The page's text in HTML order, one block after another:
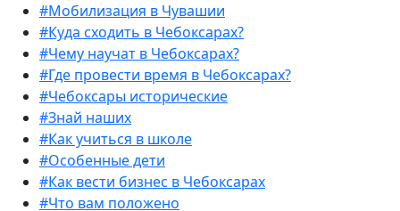
#Мобилизация в Чувашии
#Куда сходить в Чебоксарах?
#Чему научат в Чебоксарах?
#Где провести время в Чебоксарах?
#Чебоксары исторические
#Знай наших
#Как учиться в школе
#Особенные дети
#Как вести бизнес в Чебоксарах
#Что вам положено